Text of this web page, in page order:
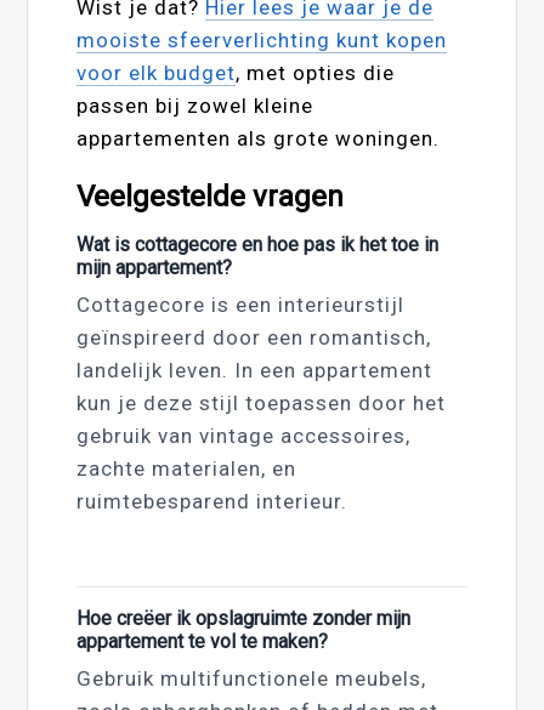
Wist je dat? Hier lees je waar je de
mooiste sfeerverlichting kunt kopen
voor elk budget, met opties die
passen bij zowel kleine
appartementen als grote woningen.
Veelgestelde vragen
Wat is cottagecore en hoe pas ik het toe in
mijn appartement?
Cottagecore is een interieurstijl
geïnspireerd door een romantisch,
landelijk leven. In een appartement
kun je deze stijl toepassen door het
gebruik van vintage accessoires,
zachte materialen, en
ruimtebesparend interieur.
Hoe creëer ik opslagruimte zonder mijn
appartement te vol te maken?
Gebruik multifunctionele meubels,